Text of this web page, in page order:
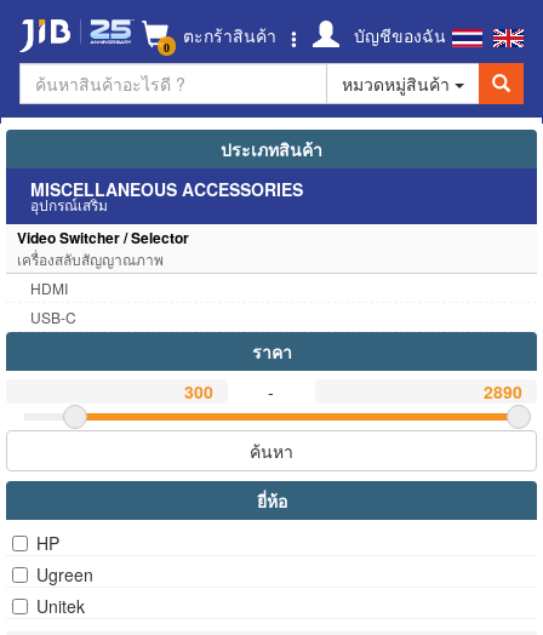
0 ตะกร้าสินค้า
บัญชีของฉัน
หมวดหมู่สินค้า
ประเภทสินค้า
MISCELLANEOUS ACCESSORIES
อุปกรณ์เสริม
Video Switcher / Selector
เครื่องสลับสัญญาณภาพ
HDMI
USB-C
ราคา
-
ค้นหา
ยี่ห้อ
HP
Ugreen
Unitek